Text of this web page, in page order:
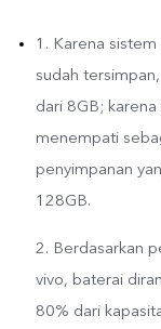
1. Karena
sudah
dari 8GB;
menempati
penyimpanan
128GB.
2. Berdasarkan
vivo, baterai
80% dari